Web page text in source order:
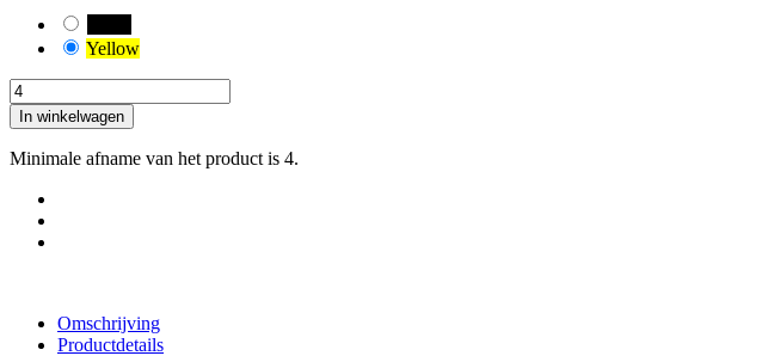
Yellow
In winkelwagen
Minimale afname van het product is 4.
Omschrijving
Productdetails